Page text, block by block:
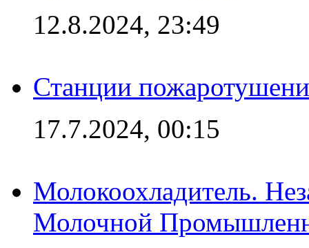
12.8.2024, 23:49
Станции
17.7.2024, 00:15
Молокоохладитель.
Молочной